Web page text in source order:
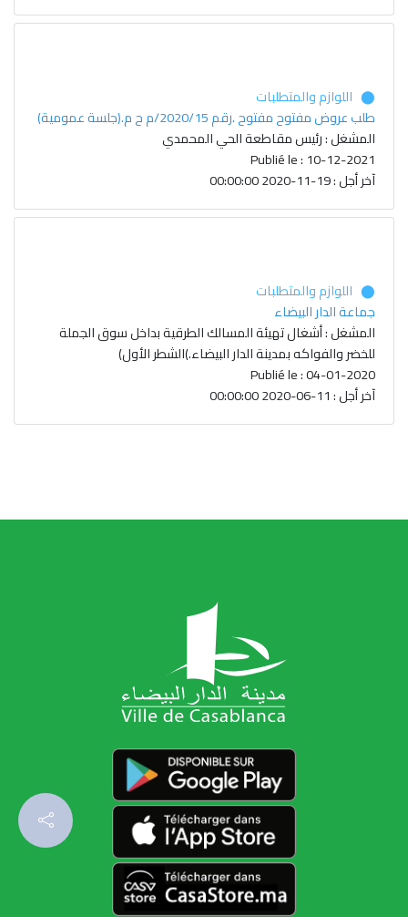
⬤ اللوازم والمتطلبات
طلب عروض مفتوح مفتوح .رقم 2020/15/م ح م.(جلسة عمومية)
المشغل : رئيس مقاطعة الحي المحمدي
Publié le : 10-12-2021
آخر أجل : 19-11-2020 00:00:00
⬤ اللوازم والمتطلبات
جماعة الدار البيضاء
المشغل : أشغال تهيئة المسالك الطرقية بداخل سوق الجملة
للخضر والفواكه بمدينة الدار البيضاء.)الشطر الأول)
Publié le : 04-01-2020
آخر أجل : 11-06-2020 00:00:00